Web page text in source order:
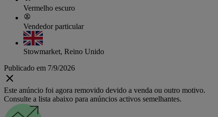
Vermelho escuro
Vendedor particular
Stowmarket, Reino Unido
Publicado em 7/9/2026
Este anúncio foi agora removido devido a venda ou outro motivo.
Consulte a lista abaixo para anúncios activos semelhantes.